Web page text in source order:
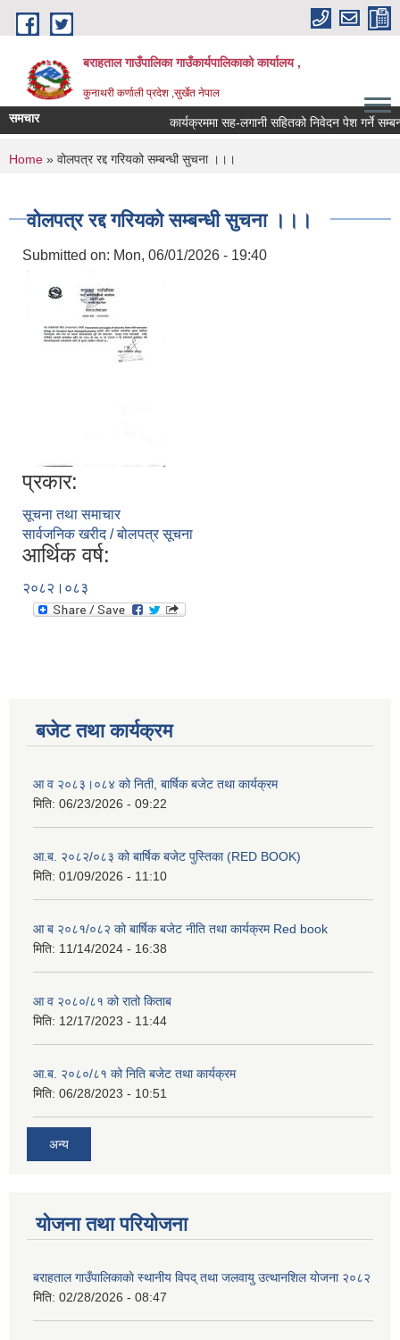
Skip to main content
बराहताल गाउँपालिका गाउँकार्यपालिकाको कार्यालय ,
कुनाथरी कर्णाली प्रदेश ,सुर्खेत नेपाल
समचार कार्यक्रममा सह-लगानी सहितको निवेदन पेश गर्ने
You are here
Home » वोलपत्र रद्द गरियको सम्बन्धी सुचना ।।।
वोलपत्र रद्द गरियको सम्बन्धी सुचना ।।।
Submitted on: Mon, 06/01/2026 - 19:40
प्रकार:
सूचना तथा समाचार
सार्वजनिक खरीद / बोलपत्र सूचना
आर्थिक वर्ष:
२०८२।०८३
बजेट तथा कार्यक्रम
आ व २०८३।०८४ को निती, बार्षिक बजेट तथा कार्यक्रम
मिति: 06/23/2026 - 09:22
आ.ब. २०८२/०८३ को बार्षिक बजेट पुस्तिका (RED BOOK)
मिति: 01/09/2026 - 11:10
आ ब २०८१/०८२ को बार्षिक बजेट नीति तथा कार्यक्रम Red book
मिति: 11/14/2024 - 16:38
आ व २०८०/८१ को रातो किताब
मिति: 12/17/2023 - 11:44
आ.ब. २०८०/८१ को निति बजेट तथा कार्यक्रम
मिति: 06/28/2023 - 10:51
अन्य
योजना तथा परियोजना
बराहताल गाउँपालिकाकाे स्थानीय विपद् तथा जलवायु उत्थानशिल याेजना २०८२
मिति: 02/28/2026 - 08:47